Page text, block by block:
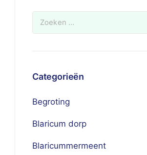
Categorieën
Begroting
Blaricum dorp
Blaricummermeent